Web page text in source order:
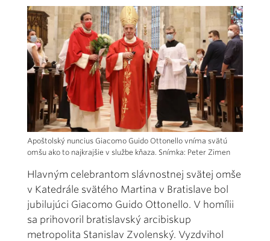
Apoštolský nuncius Giacomo Guido Ottonello vníma svätú
omšu ako to najkrajšie v službe kňaza. Snímka: Peter Zimen
Hlavným celebrantom slávnostnej svätej omše
v Katedrále svätého Martina v Bratislave bol
jubilujúci Giacomo Guido Ottonello. V homílii
sa prihovoril bratislavský arcibiskup
metropolita Stanislav Zvolenský. Vyzdvihol